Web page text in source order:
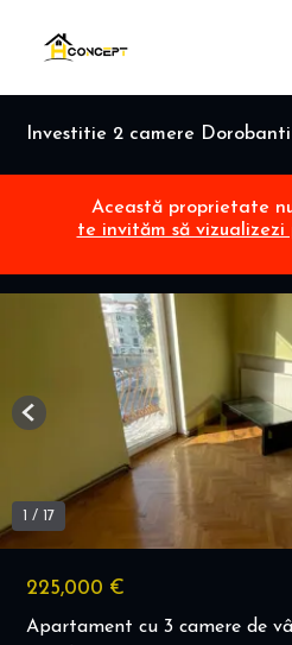
Investitie 2 camere
Această proprietate
te invităm să
225,000 €
Apartament cu 3 camere de
/ 17
Previous